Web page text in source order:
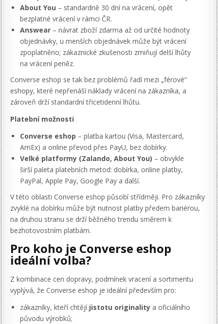
About You – standardně 30 dní na vrácení, opět
bezplatné vrácení v rámci ČR.
Answear – návrat zboží zdarma až od určité hodnoty
objednávky, u menších objednávek může být vrácení
zpoplatněno; zákaznické zkušenosti zmiňují delší lhůty
na vrácení peněz.
Converse eshop se tak bez problémů řadí mezi „férové“
eshopy, které nepřenáší náklady vrácení na zákazníka, a
zároveň drží standardní třicetidenní lhůtu.
Platební možnosti
Converse eshop – platba kartou (Visa, Mastercard,
AmEx) a online převod přes PayU, bez dobírky.
Velké platformy (Zalando, About You) – obvykle
širší paleta platebních metod: dobírka, online platby,
PayPal, Apple Pay, Google Pay a další.
V této oblasti Converse eshop působí střídměji. Pro zákazníky
zvyklé na dobírku může být nutnost platby předem bariérou,
na druhou stranu se drží běžného trendu směrem k
bezhotovostním platbám.
Pro koho je Converse eshop
ideální volba?
Z kombinace cen dopravy, podmínek vracení a sortimentu
vyplývá, že Converse eshop je ideální především pro:
zákazníky, kteří chtějí jistotu originality a oficiálního
původu výrobků;